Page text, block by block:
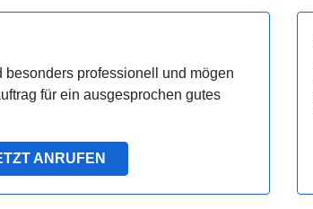
besonders professionell und mögen
für ein ausgesprochen gutes
ANRUFEN